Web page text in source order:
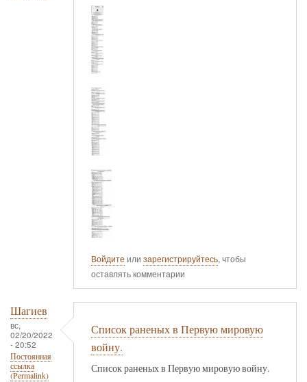
Войдите или зарегистрируйтесь, чтобы
оставлять комментарии
Шагиев
вс,
02/20/2022
- 20:52
Постоянная
ссылка
(Permalink)
Список раненых в Первую мировую
войну.
Список раненых в Первую мировую войну.